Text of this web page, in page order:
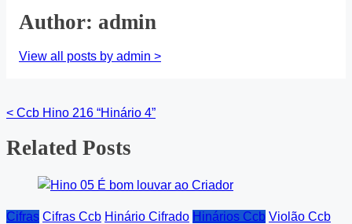
Author: admin
View all posts by admin >
Posts
navigation
< Ccb Hino 216 “Hinário 4”
Related Posts
Cifras Cifras Ccb Hinário Cifrado Hinários Ccb Violão Ccb